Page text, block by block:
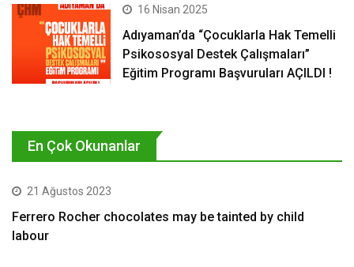
16 Nisan 2025
Adıyaman’da “Çocuklarla Hak Temelli
Psikososyal Destek Çalışmaları”
Eğitim Programı Başvuruları AÇILDI !
En Çok Okunanlar
21 Ağustos 2023
Ferrero Rocher chocolates may be tainted by child
labour